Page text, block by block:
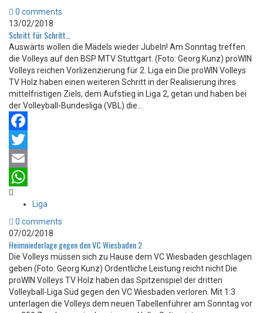
0 comments
13/02/2018
Schritt für Schritt…
Auswärts wollen die Mädels wieder Jubeln! Am Sonntag treffen
die Volleys auf den BSP MTV Stuttgart. (Foto: Georg Kunz) proWIN
Volleys reichen Vorlizenzierung für 2. Liga ein Die proWIN Volleys
TV Holz haben einen weiteren Schritt in der Realisierung ihres
mittelfristigen Ziels, dem Aufstieg in Liga 2, getan und haben bei
der Volleyball-Bundesliga (VBL) die...
Facebook
Twitter
Email
WhatsApp
Liga
0 comments
07/02/2018
Heimniederlage gegen den VC Wiesbaden 2
Die Volleys müssen sich zu Hause dem VC Wiesbaden geschlagen
geben (Foto: Georg Kunz) Ordentliche Leistung reicht nicht Die
proWIN Volleys TV Holz haben das Spitzenspiel der dritten
Volleyball-Liga Süd gegen den VC Wiesbaden verloren. Mit 1:3
unterlagen die Volleys dem neuen Tabellenführer am Sonntag vor